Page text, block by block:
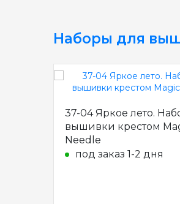
Наборы для
37-04 Яркое лето. Набор для
вышивки крестом
Needle
под заказ 1-2 дня